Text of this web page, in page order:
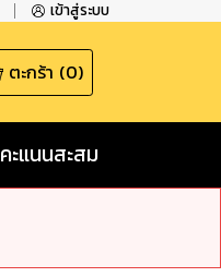
เข้าสู่ระบบ
ตะกร้า (0)
คะแนนสะสม